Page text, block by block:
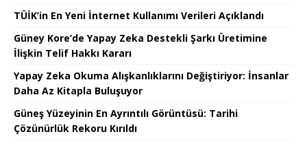
TÜİK’in En Yeni İnternet Kullanımı Verileri Açıklandı
Güney Kore’de Yapay Zeka Destekli Şarkı Üretimine
İlişkin Telif Hakkı Kararı
Yapay Zeka Okuma Alışkanlıklarını Değiştiriyor: İnsanlar
Daha Az Kitapla Buluşuyor
Güneş Yüzeyinin En Ayrıntılı Görüntüsü: Tarihi
Çözünürlük Rekoru Kırıldı